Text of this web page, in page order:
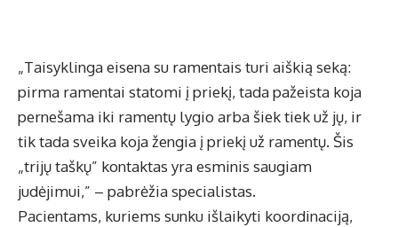
„Taisyklinga eisena su ramentais turi aiškią seką:
pirma ramentai statomi į priekį, tada pažeista koja
pernešama iki ramentų lygio arba šiek tiek už jų, ir
tik tada sveika koja žengia į priekį už ramentų. Šis
„trijų taškų” kontaktas yra esminis saugiam
judėjimui,” – pabrėžia specialistas.
Pacientams, kuriems sunku išlaikyti koordinaciją,